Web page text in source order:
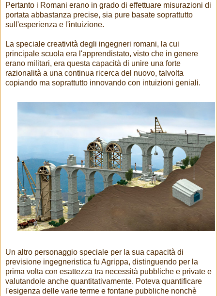
Pertanto і Romani erano in grado di effettuare misurazioni di
portata abbastanza precise, sia pure basate soprattutto
sull'esperienza e l'intuizione.
La speciale creatività degli ingegneri romani, la cui
principale scuola era l'apprendistato, visto che in genere
erano militari, era questa capacità di unire una forte
razionalità a una continua ricerca del nuovo, talvolta
copiando ma soprattutto innovando con intuizioni geniali.
Un altro personaggio speciale per la sua capacità di
previsione ingegneristica fu Agrippa, distinguendo per la
prima volta con esattezza tra necessità pubbliche e private e
valutandole anche quantitativamente. Poteva quantificare
l'esigenza delle varie terme e fontane pubbliche nonchè